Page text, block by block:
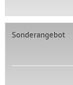
Sonderangebot